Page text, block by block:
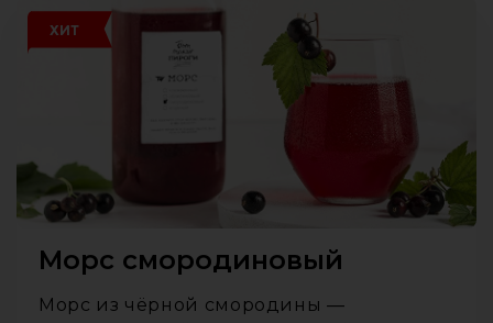
ХИТ
Морс смородиновый
Морс из чёрной смородины —